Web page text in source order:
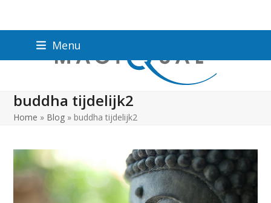
Menu
buddha tijdelijk2
Home » Blog » buddha tijdelijk2